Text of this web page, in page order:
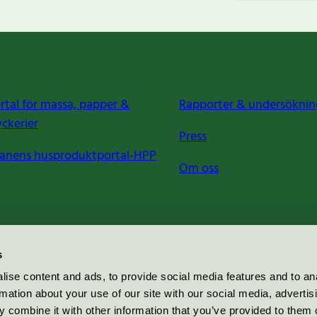
content and ads, to provide social media features and to
about your use of our site with our social media,
combine it with other information that you’ve provided to them
för massa, papper &
husproduktportal-HPP
Rapporter &
Press
Om oss